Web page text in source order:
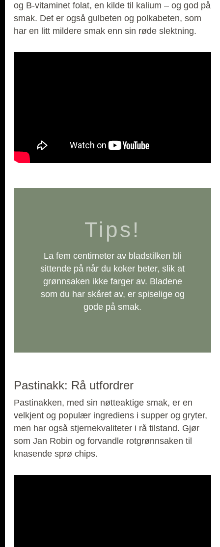
og B-vitaminet folat, en kilde til kalium – og god på
smak. Det er også gulbeten og polkabeten, som
har en litt mildere smak enn sin røde slektning.
Tips!
La fem centimeter av bladstilken bli
sittende på når du koker beter, slik at
grønnsaken ikke farger av. Bladene
som du har skåret av, er spiselige og
gode på smak.
Pastinakk: Rå utfordrer
Pastinakken, med sin nøtteaktige smak, er en
velkjent og populær ingrediens i supper og gryter,
men har også stjernekvaliteter i rå tilstand. Gjør
som Jan Robin og forvandle rotgrønnsaken til
knasende sprø chips.